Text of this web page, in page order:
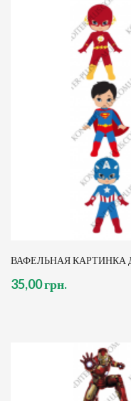
ВАФЕЛЬНАЯ КАРТИНКА
35,00 грн.